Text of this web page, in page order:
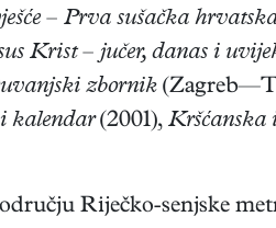
– Prva sušačka
Krist – jučer, danas i
zbornik
kalendar(2001),
Riječko-senjske